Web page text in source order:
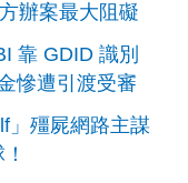
辦案最大阻礙
靠 GDID 識別
慘遭引渡受審
」殭屍網路主謀